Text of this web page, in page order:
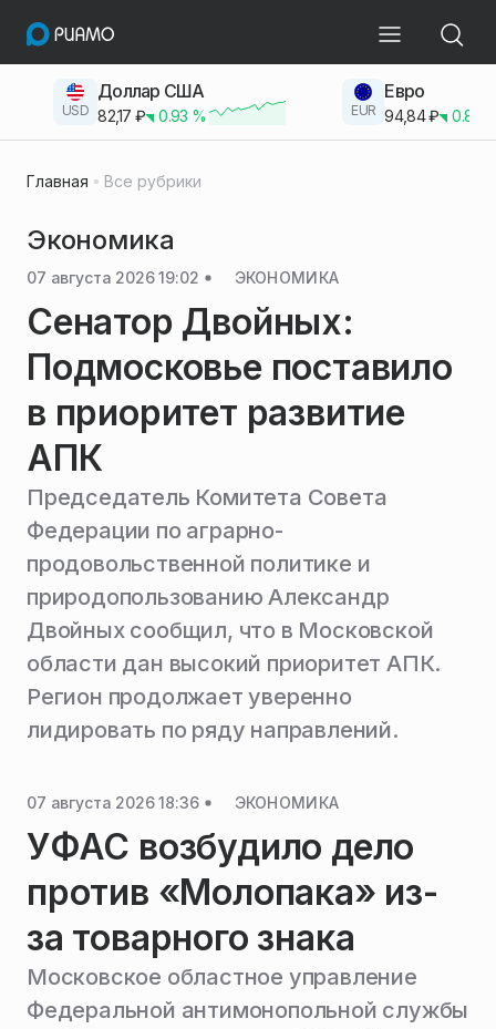
USD
Доллар США
82,17 ₽ 0.93 % EUR
Евро
94,84₽ 0.83
Главная Все рубрики
Экономика
07 августа 2026 19:02 ЭКОНОМИКА
Сенатор Двойных:
Подмосковье поставило
в приоритет развитие
АПК
Председатель Комитета Совета
Федерации по аграрно-
продовольственной политике и
природопользованию Александр
Двойных сообщил, что в Московской
области дан высокий приоритет АПК.
Регион продолжает уверенно
лидировать по ряду направлений.
07 августа 2026 18:36 ЭКОНОМИКА
УФАС возбудило дело
против «Молопака» из-
за товарного знака
Московское областное управление
Федеральной антимонопольной службы